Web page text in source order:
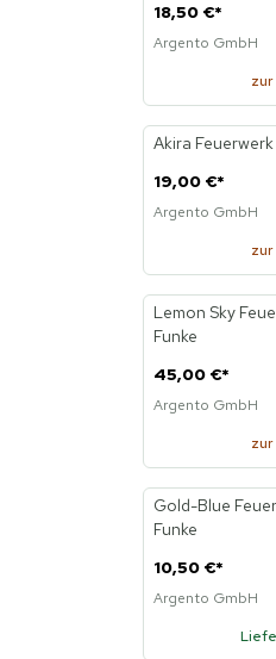
18,50 €*
Argento GmbH
Akira
19,00 €*
Argento GmbH
Lemon Sky
Funke
45,00 €*
Argento GmbH
Neu
Gold-Blue
Funke
10,50 €*
Argento GmbH